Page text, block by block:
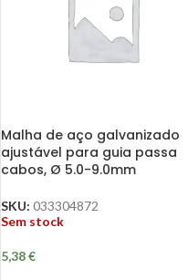
Malha de aço galvanizado
ajustável para guia passa
cabos, Ø 5.0-9.0mm
SKU: 033304872
Sem stock
5,38€